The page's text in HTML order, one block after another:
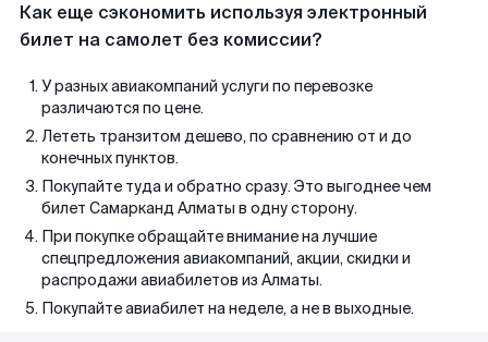
Как еще сэкономить используя электронный
билет на самолет без комиссии?
У разных авиакомпаний услуги по перевозке
различаются по цене.
Лететь транзитом дешево, по сравнению от и до
конечных пунктов.
Покупайте туда и обратно сразу. Это выгоднее чем
билет Самарканд Алматы в одну сторону.
При покупке обращайте внимание на лучшие
спецпредложения авиакомпаний, акции, скидки и
распродажи авиабилетов из Алматы.
Покупайте авиабилет на неделе, а не в выходные.